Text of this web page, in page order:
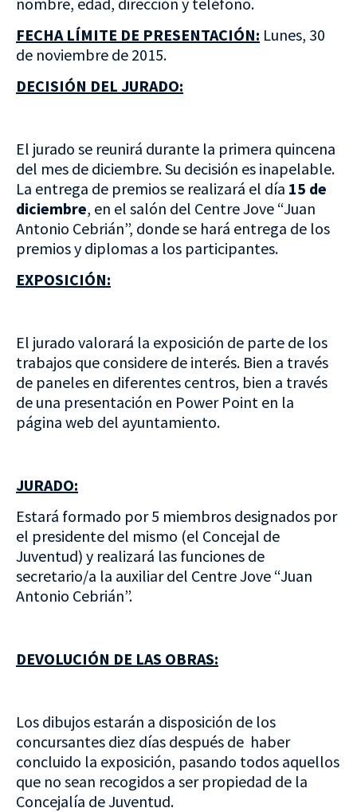
FECHA LÍMITE DE PRESENTACIÓN: Lunes, 30
de noviembre de 2015.
DECISIÓN DEL JURADO:
El jurado se reunirá durante la primera quincena
del mes de diciembre. Su decisión es inapelable.
La entrega de premios se realizará el día 15 de
diciembre, en el salón del Centre Jove “Juan
Antonio Cebrián”, donde se hará entrega de los
premios y diplomas a los participantes.
EXPOSICIÓN:
El jurado valorará la exposición de parte de los
trabajos que considere de interés. Bien a través
de paneles en diferentes centros, bien a través
de una presentación en Power Point en la
página web del ayuntamiento.
JURADO:
Estará formado por 5 miembros designados por
el presidente del mismo (el Concejal de
Juventud) y realizará las funciones de
secretario/a la auxiliar del Centre Jove “Juan
Antonio Cebrián”.
DEVOLUCIÓN DE LAS OBRAS:
Los dibujos estarán a disposición de los
concursantes diez días después de haber
concluido la exposición, pasando todos aquellos
que no sean recogidos a ser propiedad de la
Concejalía de Juventud.